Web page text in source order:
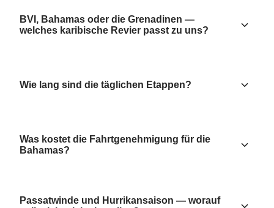
BVI, Bahamas oder die Grenadinen —
welches karibische Revier passt zu uns?
Wie lang sind die täglichen Etappen?
Was kostet die Fahrtgenehmigung für die
Bahamas?
Passatwinde und Hurrikansaison — worauf